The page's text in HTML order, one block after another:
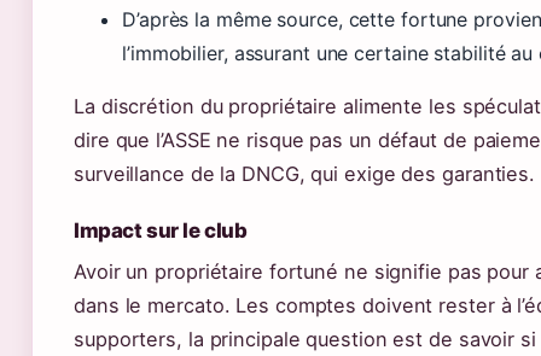
D’après la même source, cette fortune
l’immobilier, assurant une certaine stabilité au
La discrétion du propriétaire alimente les
dire que l’ASSE ne risque pas un défaut de
surveillance de la DNCG, qui exige des garanties.
Impact sur le club
Avoir un propriétaire fortuné ne signifie pas pour
dans le mercato. Les comptes doivent rester à
supporters, la principale question est de savoir